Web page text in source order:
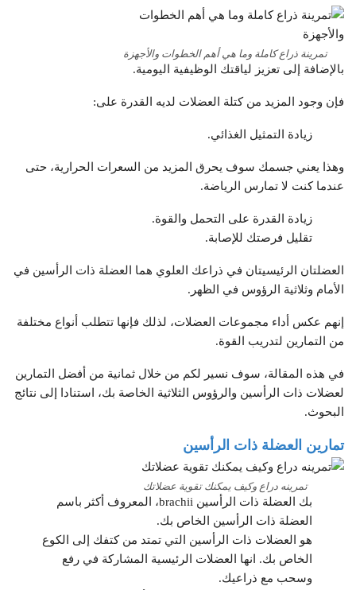
تمرينة ذراع كاملة وما هي أهم الخطوات والأجهزة
بالإضافة إلى تعزيز لياقتك الوظيفية اليومية.
فإن وجود المزيد من كتلة العضلات لديه القدرة على:
زيادة التمثيل الغذائي.
وهذا يعني جسمك سوف يحرق المزيد من السعرات الحرارية، حتى
عندما كنت لا تمارس الرياضة.
زيادة القدرة على التحمل والقوة.
تقليل فرصتك للإصابة.
العضلتان الرئيسيتان في ذراعك العلوي هما العضلة ذات الرأسين في
الأمام وثلاثية الرؤوس في الظهر.
إنهم عكس أداء مجموعات العضلات، لذلك فإنها تتطلب أنواع مختلفة
من التمارين لتدريب القوة.
في هذه المقالة، سوف نسير لكم من خلال ثمانية من أفضل التمارين
لعضلات ذات الرأسين والرؤوس الثلاثية الخاصة بك، استنادا إلى نتائج
البحوث.
تمارين العضلة ذات الرأسين
تمرينه دراع وكيف يمكنك تقوية عضلاتك
بك العضلة ذات الرأسين brachii، المعروف أكثر باسم
العضلة ذات الرأسين الخاص بك.
هو العضلات ذات الرأسين التي تمتد من كتفك إلى الكوع
الخاص بك. انها العضلات الرئيسية المشاركة في رفع
وسحب مع ذراعيك.